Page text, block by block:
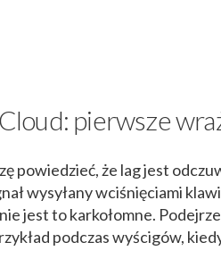
pierwsze
powiedzieć, że lag jest
wysyłany wciśnięciami
jest to karkołomne.
podczas wyścigów,